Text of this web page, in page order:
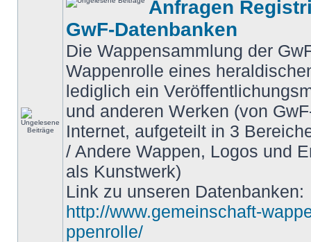
Anfragen
GwF-Datenbanken
Die Wappensammlung der
Wappenrolle eines
lediglich ein
und anderen Werken (von
Internet, aufgeteilt in 3
/ Andere Wappen, Logos und
als Kunstwerk)
Link zu unseren Datenbanken:
http://www.gemeinschaft-
ppenrolle/